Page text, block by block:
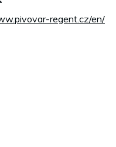
regent.cz/en/